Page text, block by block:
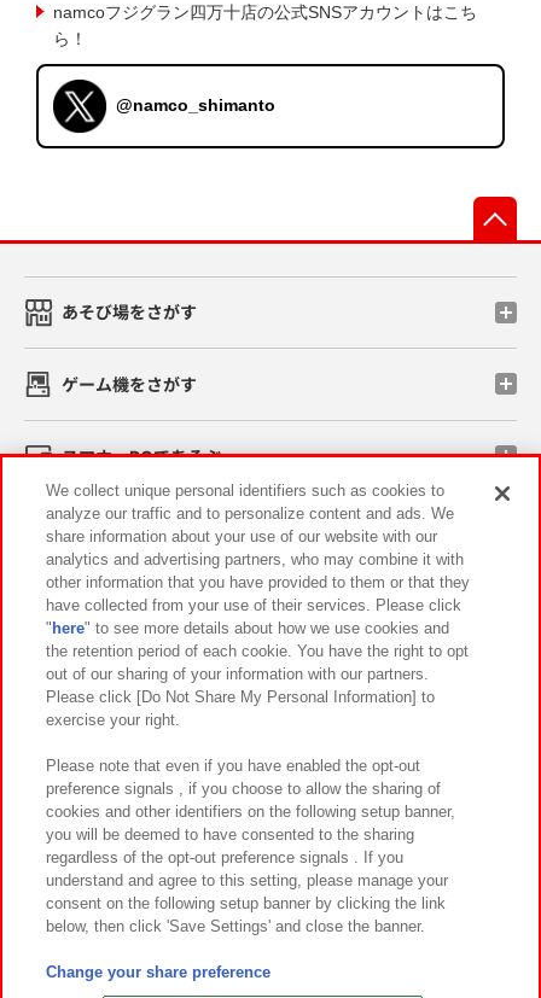
namcoフジグラン四万十店の公式SNSアカウントはこち
ら！
@namco_shimanto
あそび場をさがす
ゲーム機をさがす
スマホ・PCであそぶ
イベント・キャンペーン
関連会社 サステナビリティ サイトポリシー
プライバシーポリシー ウェブアクセシビリティ方針と検証結果
お取引先さまとともに
カスタマーハラスメント対応方針 よくあるご質問・お問い合わせ
©Bandai Namco Amusement Inc.
©Bandai Namco Amusement Lab Inc.
We collect unique personal identifiers such as cookies to
analyze our traffic and to personalize content and ads. We
share information about your use of our website with our
analytics and advertising partners, who may combine it with
other information that you have provided to them or that they
have collected from your use of their services. Please click
" here" to see more details about how we use cookies and
the retention period of each cookie. You have the right to opt
out of our sharing of your information with our partners.
Please click [Do Not Share My Personal Information] to
exercise your right.
Please note that even if you have enabled the opt-out
preference signals , if you choose to allow the sharing of
cookies and other identifiers on the following setup banner,
you will be deemed to have consented to the sharing
regardless of the opt-out preference signals . If you
understand and agree to this setting, please manage your
consent on the following setup banner by clicking the link
below, then click 'Save Settings' and close the banner.
Change your share preference